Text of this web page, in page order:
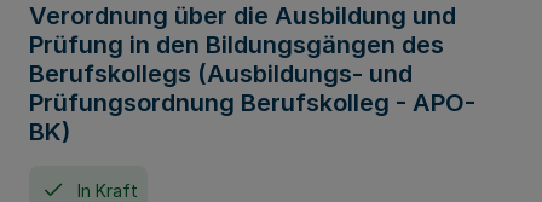
Verordnung über die Ausbildung und
Prüfung in den Bildungsgängen des
Berufskollegs (Ausbildungs- und
Prüfungsordnung Berufskolleg - APO-
BK)
In Kraft